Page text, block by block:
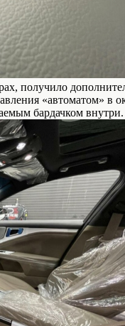
получило
«автоматом» в
бардачком внутри.